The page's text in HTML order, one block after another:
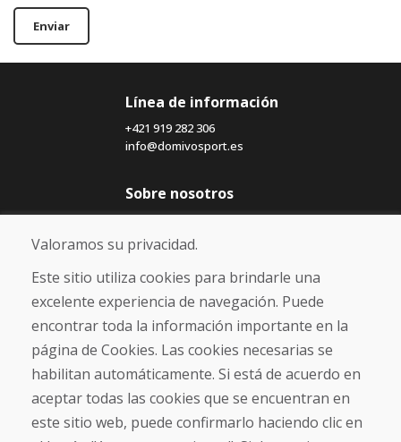
Enviar
Línea de información
+421 919 282 306
info@domivosport.es
Sobre nosotros
Blog
Sobre nosotros
Comercio
Contacto
Compra
Tienda electrónica
Envío y pago
NORMAS DE RECLAMACIÓN
Devolución y cambio de mercancías
Política de privacidad
Valoramos su privacidad.
Este sitio utiliza cookies para brindarle una
excelente experiencia de navegación. Puede
encontrar toda la información importante en la
página de Cookies. Las cookies necesarias se
habilitan automáticamente. Si está de acuerdo en
aceptar todas las cookies que se encuentran en
este sitio web, puede confirmarlo haciendo clic en